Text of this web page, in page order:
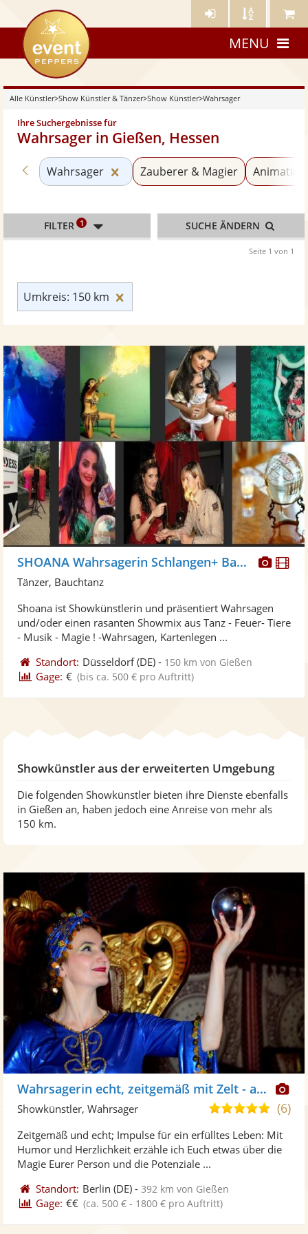
Künstler- Künstler Meine
eventpeppers
MENU
Alle Künstler>Show Künstler & Tänzer>Show Künstler>Wahrsager
Ihre Suchergebnisse für
Wahrsager in Gießen, Hessen
Zurück zu «Show Künstler»
Wahrsager Kategorie «Wahrsager»
Zauberer & Magier
Umkreis: 150 km
FILTER 1 SUCHE ÄNDERN
Seite 1 von 1
Fotos
SHOANA Wahrsagerin Schlangen+ Bauchtanz
Tänzer, Bauchtanz
Shoana ist Showkünstlerin und präsentiert Wahrsagen
und/oder einen rasanten Showmix aus Tanz - Feuer- Tiere
- Musik - Magie ! -Wahrsagen, Kartenlegen ...
Standort: Düsseldorf(DE) - 150 km von Gießen
Gage: € (bis ca. 500 € pro Auftritt)
Showkünstler aus der erweiterten Umgebung
Die folgenden Showkünstler bieten ihre Dienste ebenfalls
in Gießen an, haben jedoch eine Anreise von mehr als
150 km.
Wahrsagerin echt, zeitgemäß mit Zelt - auch online
5,0
5
(6)
Showkünstler, Wahrsager
Zeitgemäß und echt; Impulse für ein erfülltes Leben: Mit
Humor und Herzlichkeit erzähle ich Euch etwas über die
Magie Eurer Person und die Potenziale ...
Standort: Berlin (DE) -392 km von Gießen
Gage: €€ (ca. 500 € - 1800 € pro Auftritt)